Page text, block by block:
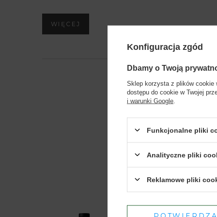
WIĘCEJ
Konfiguracja zgód
Dbamy o Twoją
Sklep korzysta z plików cookie
dostępu do cookie w Twojej
i warunki Google
Funkcjonalne pliki
Analityczne pliki
Reklamowe pliki